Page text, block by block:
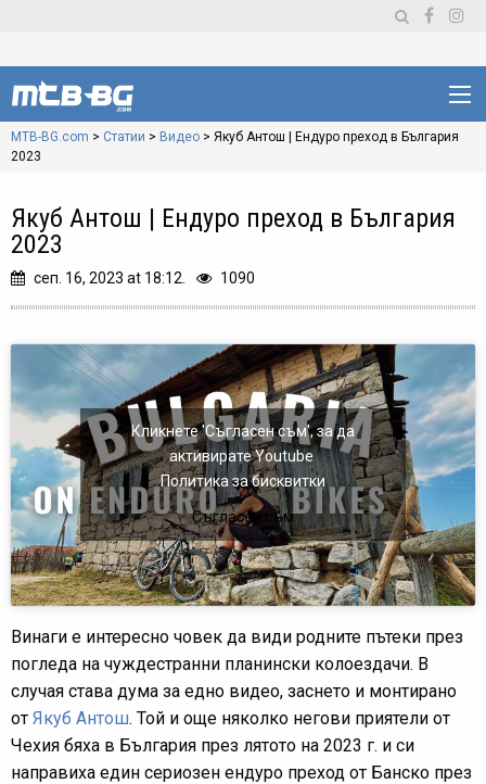
MTB-BG.com > Статии > Видео > Якуб Антош | Ендуро преход в България
2023
Якуб Антош | Ендуро преход в България
2023
сеп. 16, 2023 at 18:12. 1090
Кликнете 'Съгласен съм', за да
активирате Youtube
Политика за бисквитки
Съгласен съм
Винаги е интересно човек да види родните пътеки през
погледа на чуждестранни планински колоездачи. В
случая става дума за едно видео, заснето и монтирано
от Якуб Антош. Той и още няколко негови приятели от
Чехия бяха в България през лятото на 2023 г. и си
направиха един сериозен ендуро преход от Банско през